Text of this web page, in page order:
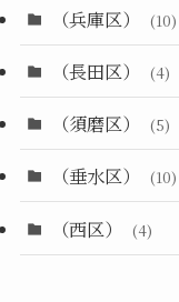
（兵庫区） (10)
（長田区） (4)
（須磨区） (5)
（垂水区） (10)
（西区） (4)